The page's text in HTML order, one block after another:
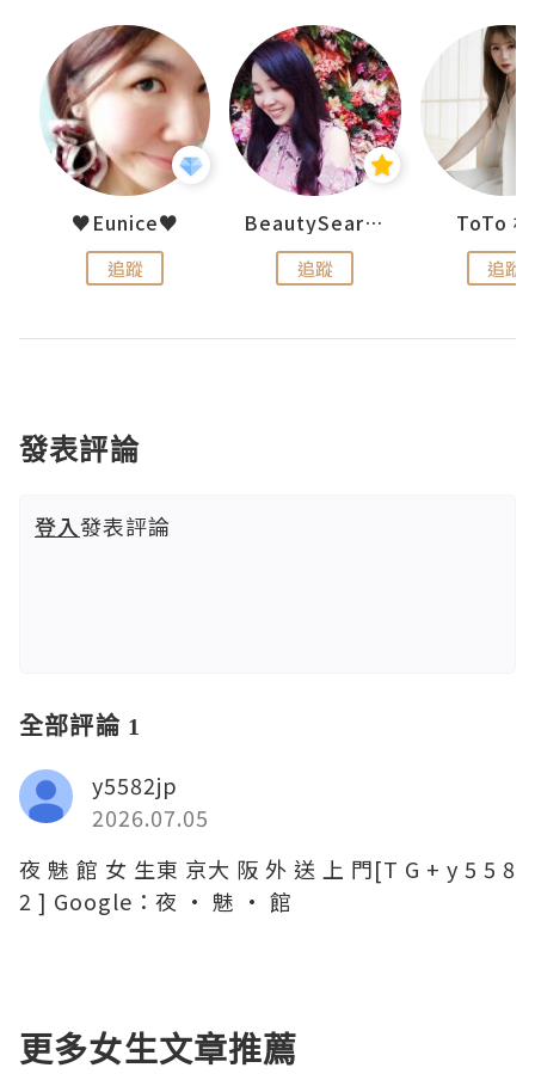
♥Eunice♥
追蹤
BeautySearch
追蹤
ToTo
追蹤
發表評論
登入發表評論
全部評論 1
y5582jp
2026.07.05
夜 魅 館 女 生東 京大 阪 外 送 上 門[T G + y 5 5 8
2 ] Google：夜 · 魅 · 館
更多女生文章推薦